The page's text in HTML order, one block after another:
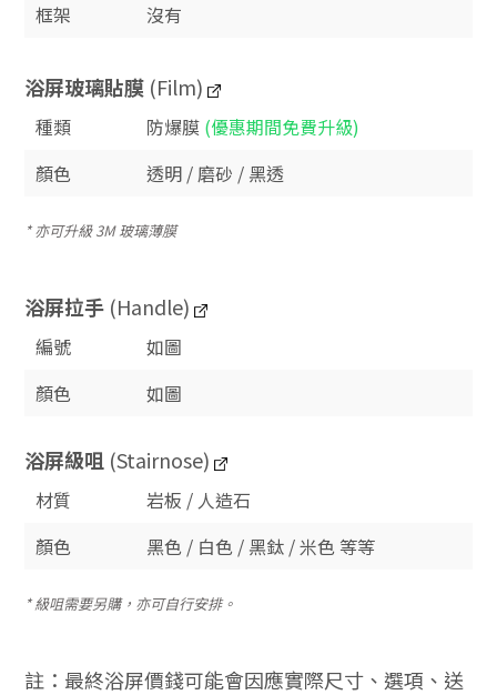
框架
沒有
浴屏玻璃貼膜 (Film)
種類 防爆膜 (優惠期間免費升級)
顏色
透明 / 磨砂 / 黑透
* 亦可升級 3M 玻璃薄膜
浴屏拉手 (Handle)
編號
如圖
顏色
如圖
浴屏級咀 (Stairnose)
材質
岩板 / 人造石
顏色
黑色 / 白色 / 黑鈦 / 米色 等等
* 級咀需要另購，亦可自行安排。
註：最終浴屏價錢可能會因應實際尺寸、選項、送